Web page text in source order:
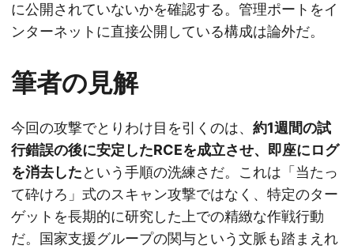
に公開されていないかを確認する。管理ポートをイ
ンターネットに直接公開している構成は論外だ。
筆者の見解
今回の攻撃でとりわけ目を引くのは、 約1週間の試
行錯誤の後に安定したRCEを成立させ、即座にログ
を消去したという手順の洗練さだ。これは「当たっ
て砕けろ」式のスキャン攻撃ではなく、特定のター
ゲットを長期的に研究した上での精緻な作戦行動
だ。国家支援グループの関与という文脈も踏まえれ